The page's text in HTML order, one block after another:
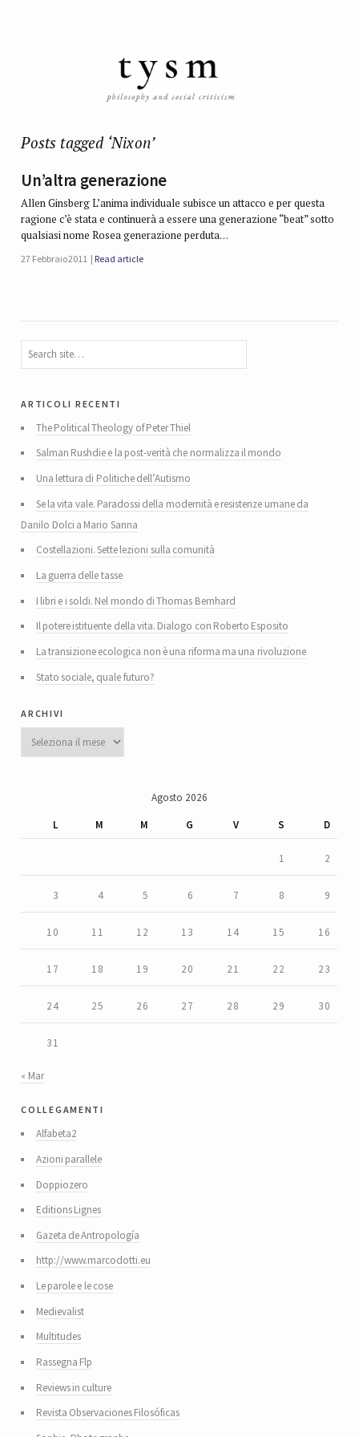
Posts tagged ‘Nixon’
Un’altra generazione
Allen Ginsberg L’anima individuale subisce un attacco e per que­sta
ragione c’è stata e continuerà a essere una gene­razione “beat” sotto
qualsiasi nome Rosea genera­zione perduta…
27 Febbraio 2011 Read article
articoli recenti
The Political Theology of Peter Thiel
Salman Rushdie e la post-verità che normalizza il mondo
Una lettura di Politiche dell’Autismo
Se la vita vale. Paradossi della modernità e resistenze umane da
Danilo Dolci a Mario Sanna
Costellazioni. Sette lezioni sulla comunità
La guerra delle tasse
I libri e i soldi. Nel mondo di Thomas Bernhard
Il potere istituente della vita. Dialogo con Roberto Esposito
La transizione ecologica non è una riforma ma una rivoluzione
Stato sociale, quale futuro?
archivi
Archivi
Agosto 2026
L
M M G V S D
1 2
3 4 5 6 7 8 9
10 11 12 13 14 15 16
17 18 19 20 21 22 23
24 25 26 27 28 29 30
31
« Mar
collegamenti
Alfabeta2
Azioni parallele
Doppiozero
Editions Lignes
Gazeta de Antropología
http://www.marcodotti.eu
Le parole e le cose
Medievalist
Multitudes
Rassegna Flp
Reviews in culture
Revista Observaciones Filosóficas